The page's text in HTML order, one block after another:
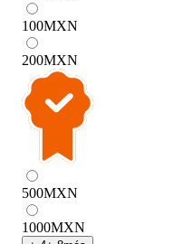
100MXN
200MXN
500MXN
1000MXN